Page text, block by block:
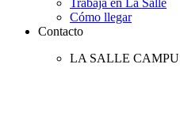
Trabaja en La Salle
Cómo llegar
Contacto
LA SALLE